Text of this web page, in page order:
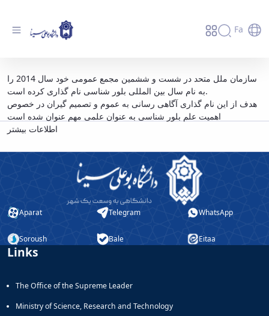
Fa
نام گذاری سال 2014 به عنوان سال بین المللی
بلور شناسی - دانشگاه بوعلی سینا همدان
سازمان ملل متحد در شست و ششمین مجمع عمومی خود سال 2014 را
به نام سال بین المللی بلور شناسی نام گذاری کرده است.
هدف از این نام گذاری آگاهی رسانی به عموم و تصمیم گیران در خصوص
اهمیت علم بلور شناسی به عنوان علمی مهم عنوان شده است
اطلاعات بیشتر
Aparat Telegram WhatsApp
Soroush Bale Eitaa
Links
The Office of the Supreme Leader
Ministry of Science, Research and Technology